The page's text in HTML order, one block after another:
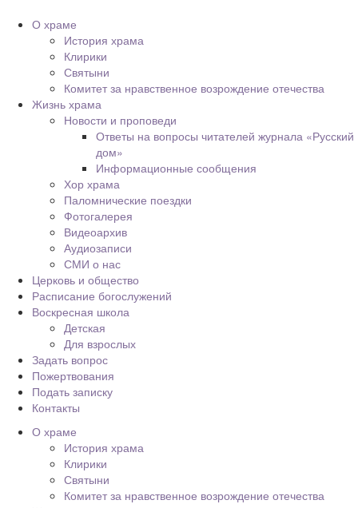
О храме
История храма
Клирики
Святыни
Комитет за нравственное возрождение отечества
Жизнь храма
Новости и проповеди
Ответы на вопросы читателей журнала «Русский
дом»
Информационные сообщения
Хор храма
Паломнические поездки
Фотогалерея
Видеоархив
Аудиозаписи
СМИ о нас
Церковь и общество
Расписание богослужений
Воскресная школа
Детская
Для взрослых
Задать вопрос
Пожертвования
Подать записку
Контакты
О храме
История храма
Клирики
Святыни
Комитет за нравственное возрождение отечества